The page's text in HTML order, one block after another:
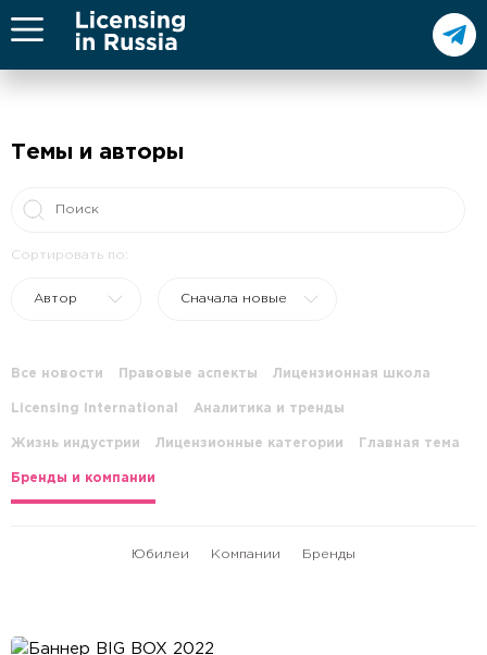
Темы и авторы
Сортировать по:
Автор Сначала новые
Все новости Правовые аспекты Лицензионная школа
Licensing International Аналитика и тренды
Жизнь индустрии Лицензионные категории Главная тема
Бренды и компании
Юбилеи Компании Бренды